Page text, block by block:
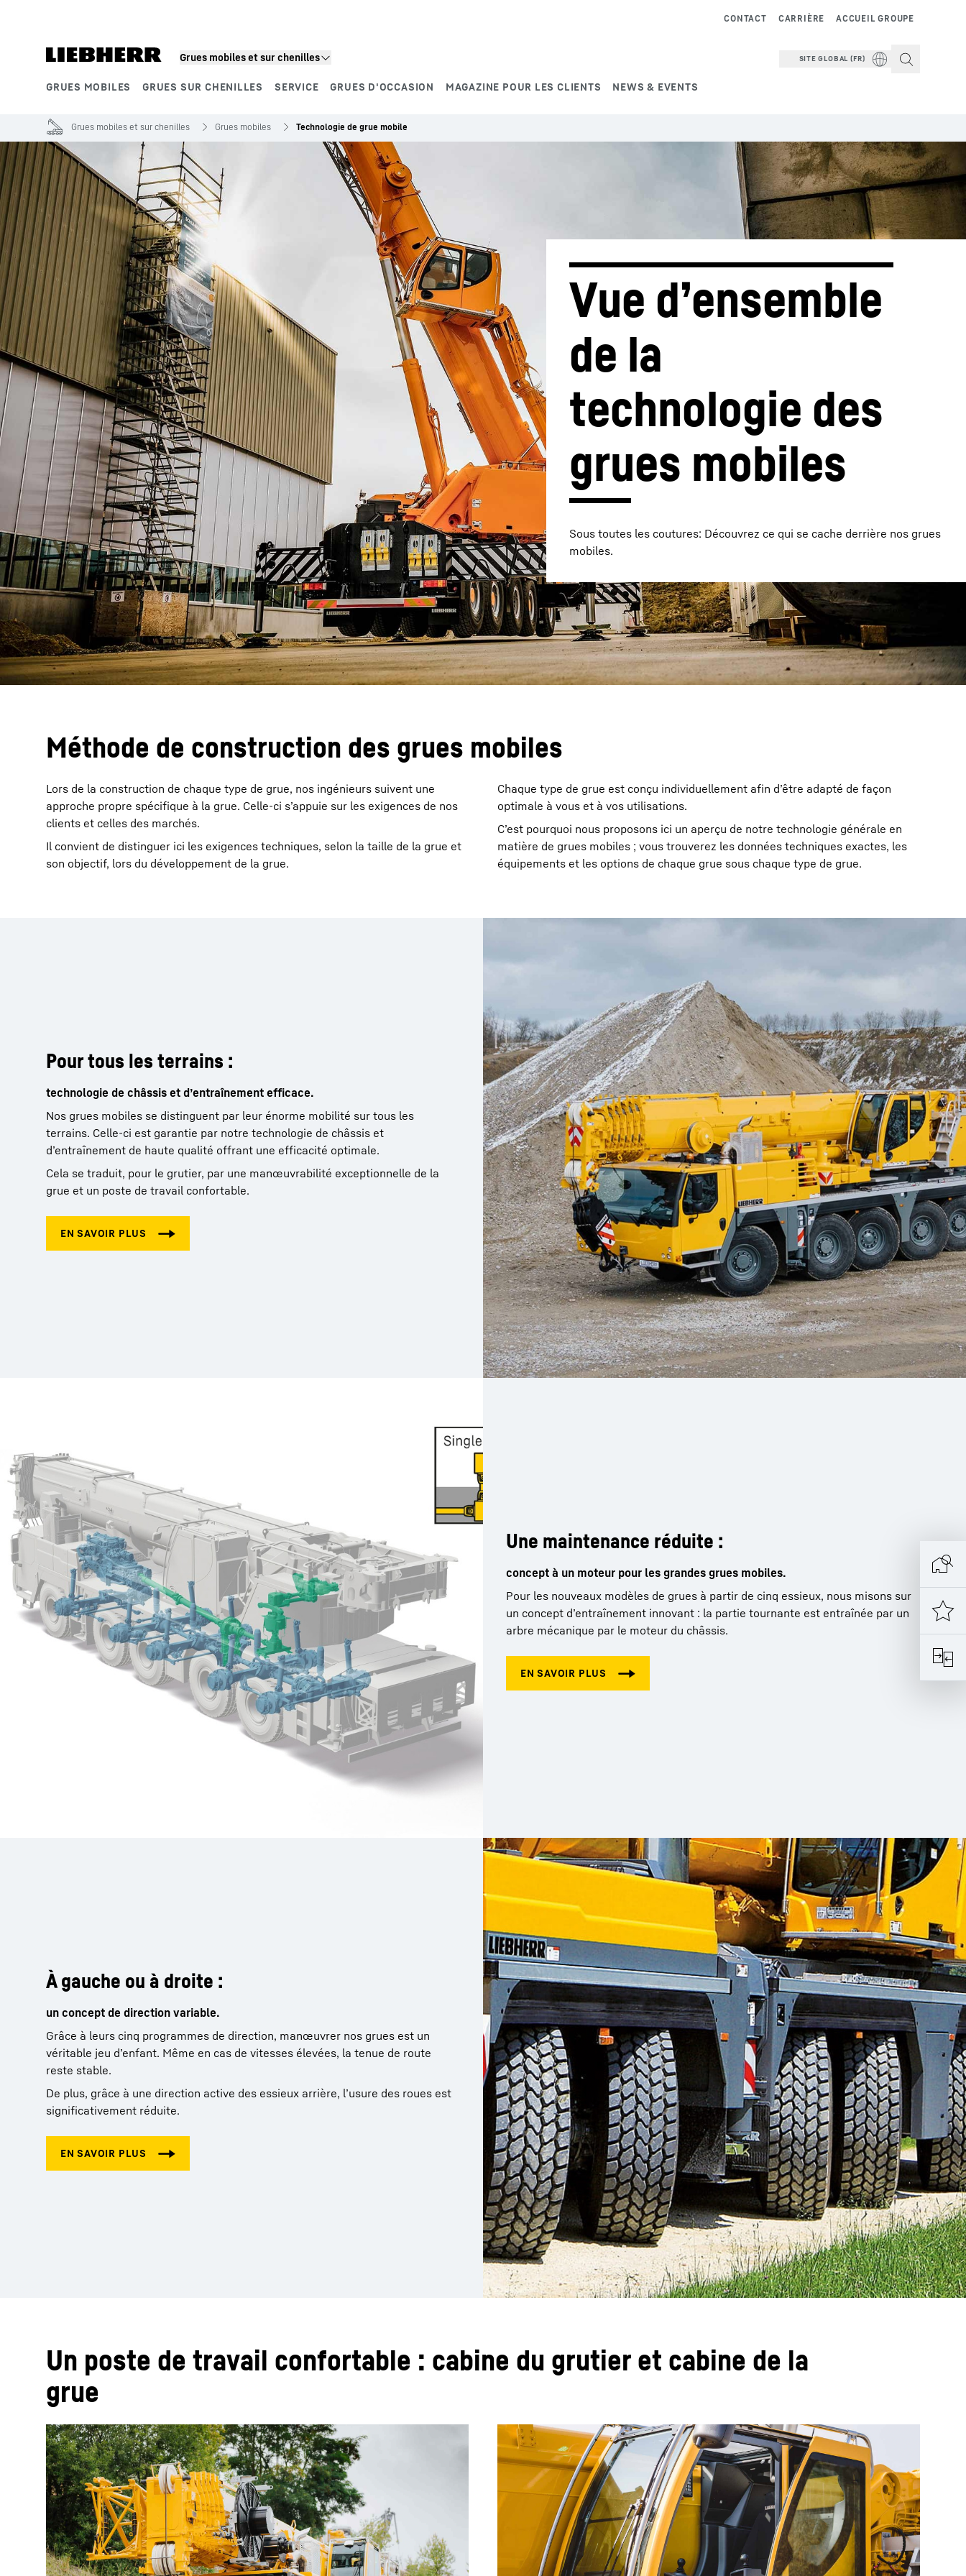
Grues mobiles et sur chenilles
GRUES MOBILES GRUES SUR CHENILLES SERVICE GRUES D'OCCASION MAGAZINE POUR LES CLIENTS NEWS & EVENTS
ACCUEIL GROUPE
CARRIÈRE
CONTACT
SITE GLOBAL (FR)
En savoir plus sur Liebherr Carrière chez Liebherr
Grues mobiles et sur chenilles Grues mobiles Technologie de grue mobile
Vue d’ensemble
de la
technologie des
grues mobiles
Sous toutes les coutures: Découvrez ce qui se cache derrière nos grues
mobiles.
Méthode de construction des grues mobiles
Lors de la construction de chaque type de grue, nos ingénieurs suivent une
approche propre spécifique à la grue. Celle-ci s’appuie sur les exigences de nos
clients et celles des marchés.
Il convient de distinguer ici les exigences techniques, selon la taille de la grue et
son objectif, lors du développement de la grue.
Chaque type de grue est conçu individuellement afin d’être adapté de façon
optimale à vous et à vos utilisations.
C’est pourquoi nous proposons ici un aperçu de notre technologie générale en
matière de grues mobiles ; vous trouverez les données techniques exactes, les
équipements et les options de chaque grue sous chaque type de grue.
Pour tous les terrains :
technologie de châssis et d’entraînement efficace.
Nos grues mobiles se distinguent par leur énorme mobilité sur tous les
terrains. Celle-ci est garantie par notre technologie de châssis et
d’entraînement de haute qualité offrant une efficacité optimale.
Cela se traduit, pour le grutier, par une manœuvrabilité exceptionnelle de la
grue et un poste de travail confortable.
Une maintenance réduite :
concept à un moteur pour les grandes grues mobiles.
Pour les nouveaux modèles de grues à partir de cinq essieux, nous misons sur
un concept d’entraînement innovant : la partie tournante est entraînée par un
arbre mécanique par le moteur du châssis.
À gauche ou à droite :
un concept de direction variable.
Grâce à leurs cinq programmes de direction, manœuvrer nos grues est un
véritable jeu d’enfant. Même en cas de vitesses élevées, la tenue de route
reste stable.
De plus, grâce à une direction active des essieux arrière, l’usure des roues est
significativement réduite.
Un poste de travail confortable : cabine du grutier et cabine de la
grue